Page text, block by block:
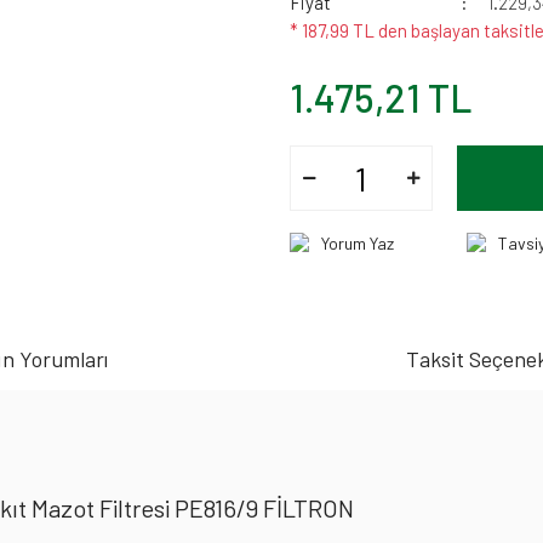
* 187,99 TL den başlayan
1.475,21 TL
Yorum Yaz
Yorumları Taksit
Mazot Filtresi PE816/9 FİLTRON